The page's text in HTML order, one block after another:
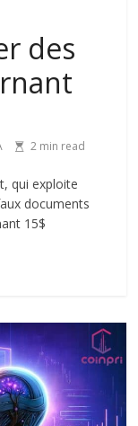
des
2 min read
qui exploite
documents
15$